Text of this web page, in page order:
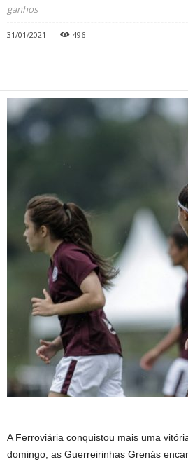
ganhos
31/01/2021 496
A Ferroviária conquistou mais uma
domingo, as Guerreirinhas Grenás